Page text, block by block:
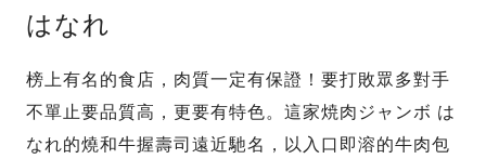
はなれ
榜上有名的食店，肉質一定有保證！要打敗眾多對手
不單止要品質高，更要有特色。這家焼肉ジャンボ は
なれ的燒和牛握壽司遠近馳名，以入口即溶的牛肉包